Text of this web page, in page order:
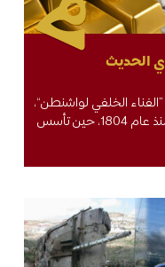
الحديث
الخلفي لواشنطن“،
لأنها تاريخياً كانت تشكل تهديداً وجودياً منذ عام 1804، حين تأسس